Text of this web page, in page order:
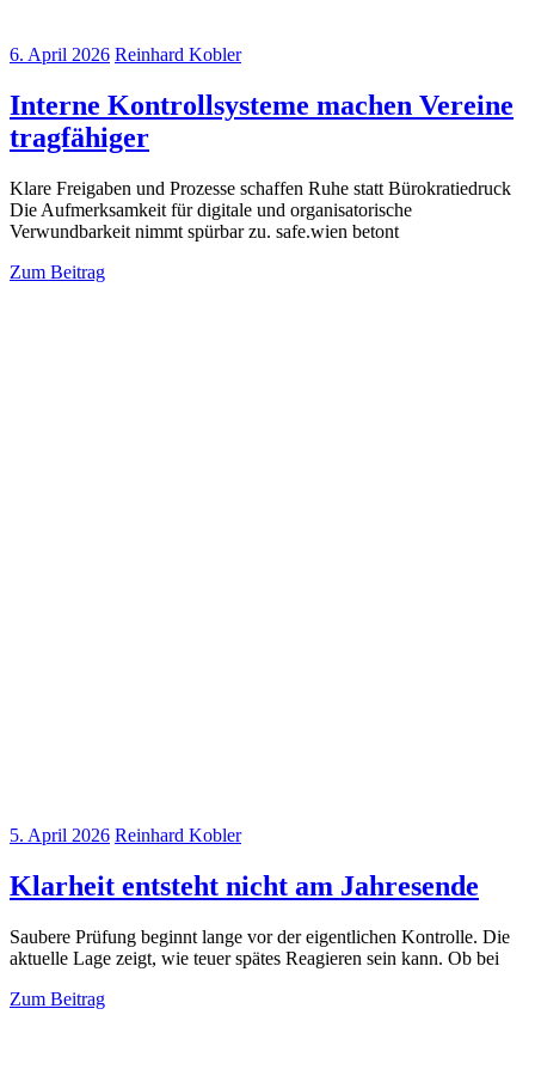
6. April 2026 Reinhard Kobler
Interne Kontrollsysteme machen Vereine
tragfähiger
Klare Freigaben und Prozesse schaffen Ruhe statt Bürokratiedruck
Die Aufmerksamkeit für digitale und organisatorische
Verwundbarkeit nimmt spürbar zu. safe.wien betont
Zum Beitrag
5. April 2026 Reinhard Kobler
Klarheit entsteht nicht am Jahresende
Saubere Prüfung beginnt lange vor der eigentlichen Kontrolle. Die
aktuelle Lage zeigt, wie teuer spätes Reagieren sein kann. Ob bei
Zum Beitrag